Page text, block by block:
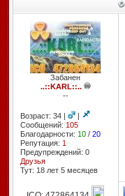
Забанен
..::KARL::..
--
Возраст: 34 |
|
Сообщений: 105
Благодарности: 10/ 20
Репутация: 1
Предупреждений: 0
Друзья
Тут: 18 лет 5 месяцев